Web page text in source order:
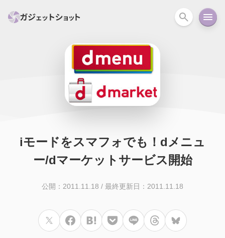
スマホ
ガイド ニュース オーディオ 周辺機器
iモードをスマフォでも！dメニュ
ー/dマーケットサービス開始
公開：2011.11.18 / 最終更新日：2011.11.18